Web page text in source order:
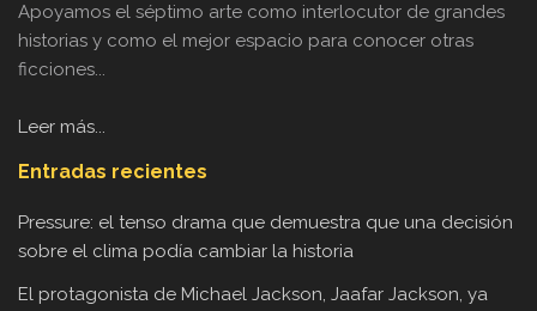
Apoyamos el séptimo arte como interlocutor de grandes
historias y como el mejor espacio para conocer otras
ficciones...
Leer más...
Entradas recientes
Pressure: el tenso drama que demuestra que una decisión
sobre el clima podía cambiar la historia
El protagonista de Michael Jackson, Jaafar Jackson, ya